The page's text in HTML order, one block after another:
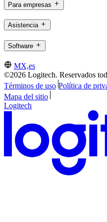
Para empresas
Asistencia
Software
MX,es
©2026 Logitech. Reservados
Términos de uso Política de
Mapa del sitio
Logitech